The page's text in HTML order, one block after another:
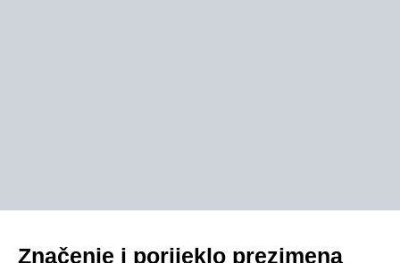
Značenje i porijeklo prezimena